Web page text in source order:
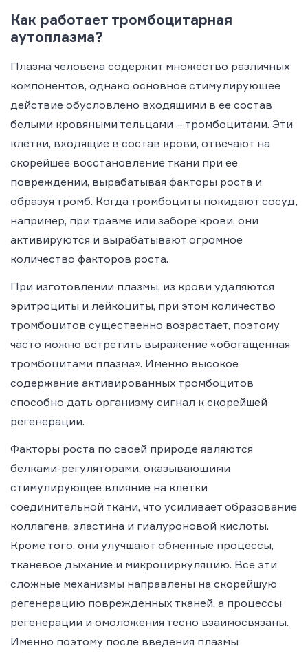
Как работает тромбоцитарная
аутоплазма?
Плазма человека содержит множество различных
компонентов, однако основное стимулирующее
действие обусловлено входящими в ее состав
белыми кровяными тельцами – тромбоцитами. Эти
клетки, входящие в состав крови, отвечают на
скорейшее восстановление ткани при ее
повреждении, вырабатывая факторы роста и
образуя тромб. Когда тромбоциты покидают сосуд,
например, при травме или заборе крови, они
активируются и вырабатывают огромное
количество факторов роста.
При изготовлении плазмы, из крови удаляются
эритроциты и лейкоциты, при этом количество
тромбоцитов существенно возрастает, поэтому
часто можно встретить выражение «обогащенная
тромбоцитами плазма». Именно высокое
содержание активированных тромбоцитов
способно дать организму сигнал к скорейшей
регенерации.
Факторы роста по своей природе являются
белками-регуляторами, оказывающими
стимулирующее влияние на клетки
соединительной ткани, что усиливает образование
коллагена, эластина и гиалуроновой кислоты.
Кроме того, они улучшают обменные процессы,
тканевое дыхание и микроциркуляцию. Все эти
сложные механизмы направлены на скорейшую
регенерацию поврежденных тканей, а процессы
регенерации и омоложения тесно взаимосвязаны.
Именно поэтому после введения плазмы